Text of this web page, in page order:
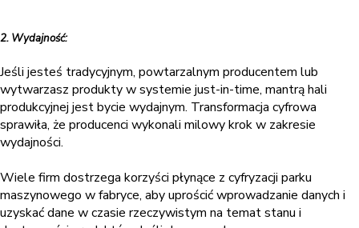
2. Wydajność:
Jeśli jesteś tradycyjnym, powtarzalnym producentem lub
wytwarzasz produkty w systemie just-in-time, mantrą hali
produkcyjnej jest bycie wydajnym. Transformacja cyfrowa
sprawiła, że producenci wykonali milowy krok w zakresie
wydajności.
Wiele firm dostrzega korzyści płynące z cyfryzacji parku
maszynowego w fabryce, aby uprościć wprowadzanie danych i
uzyskać dane w czasie rzeczywistym na temat stanu i